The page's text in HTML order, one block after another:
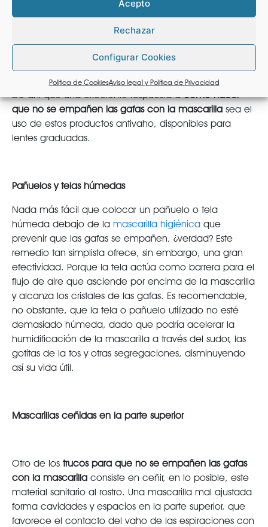
Acepto
Rechazar
Configurar Cookies
Política de CookiesAviso legal y Política de Privacidad
otros profesionales de la sanidad. Aunque su
efectividad es temporal, los sprays antivaho evitan este
molesto problema durante 5-10 horas, margen más
que suficiente, dada la vida útil de una mascarilla (4-5
horas).
De ahí que una excelente respuesta acómo hacer
que no se empañen las gafas con la mascarilla sea el
uso de estos productos antivaho, disponibles para
lentes graduadas.
Pañuelos y telas húmedas
Nada más fácil que colocar un pañuelo o tela
húmeda debajo de la mascarilla higiénica que
prevenir que las gafas se empañen, ¿verdad? Este
remedio tan simplista ofrece, sin embargo, una gran
efectividad. Porque la tela actúa como barrera para el
flujo de aire que asciende por encima de la mascarilla
y alcanza los cristales de las gafas. Es recomendable,
no obstante, que la tela o pañuelo utilizado no esté
demasiado húmeda, dado que podría acelerar la
humidificación de la mascarilla a través del sudor, las
gotitas de la tos y otras segregaciones, disminuyendo
así su vida útil.
Mascarillas ceñidas en la parte superior
Otro de los trucos para que no se empañen las gafas
con la mascarilla consiste en ceñir, en lo posible, este
material sanitario al rostro. Una mascarilla mal ajustada
forma cavidades y espacios en la parte superior, que
favorece el contacto del vaho de las espiraciones con